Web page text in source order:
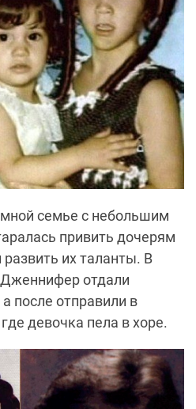
семье с небольшим
привить дочерям
их таланты. В
Дженнифер отдали
после отправили в
девочка пела в хоре.